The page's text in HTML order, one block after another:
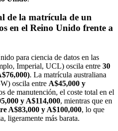
de la matrícula de un
en el Reino Unido frente a
para ciencia de datos en las
Imperial, UCL) oscila entre 30
. La matrícula australiana
oscila entre A$45,000 y
de manutención, el coste total en el
y A$114,000, mientras que en
A$83,000 y A$100,000, lo que
ligeramente más barata.